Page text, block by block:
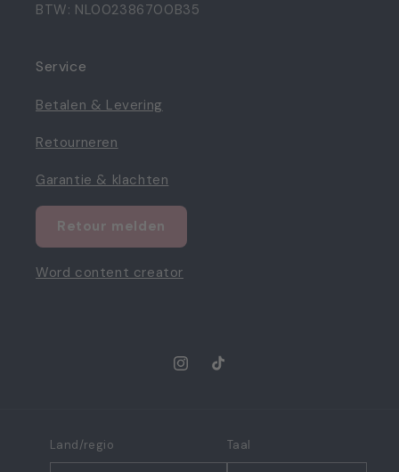
BTW: NL002386700B35
Service
Betalen & Levering
Retourneren
Garantie & klachten
Retour melden
Word content creator
InstagramTikTok
Land/regio Taal